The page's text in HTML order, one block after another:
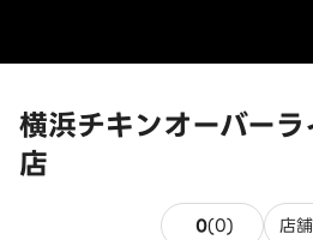
横浜チキンオーバー
店
0(0) 0件のレ
店